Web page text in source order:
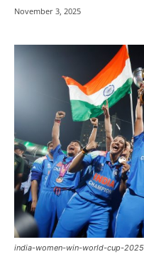
November 3, 2025
india-women-win-world-cup-